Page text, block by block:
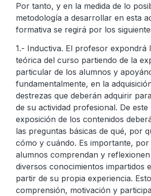
Por tanto, y en la medida de lo
metodología a desarrollar en esta
formativa se regirá por los
1.- Inductiva. El profesor expondrá
teórica del curso partiendo de la
particular de los alumnos y
fundamentalmente, en la
destrezas que deberán adquirir
de su actividad profesional. De este
exposición de los contenidos
las preguntas básicas de qué, por
cómo y cuándo. Es importante,
alumnos comprendan y
diversos conocimientos impartidos
partir de su propia experiencia.
comprensión, motivación y